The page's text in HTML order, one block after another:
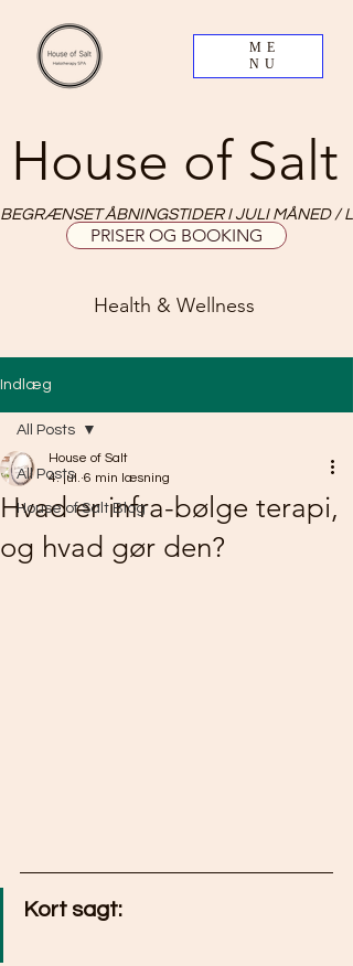
ME
NU
House of Salt
Health & Wellness
PRISER OG BOOKING
BEGRÆNSET ÅBNINGSTIDER I JULI MÅNED /
Indlæg
All Posts
House of Salt Blog
All Posts
Hvad er infra-bølge terapi,
og hvad gør den?
House of Salt
4. jul. 6 min læsning
Kort sagt: